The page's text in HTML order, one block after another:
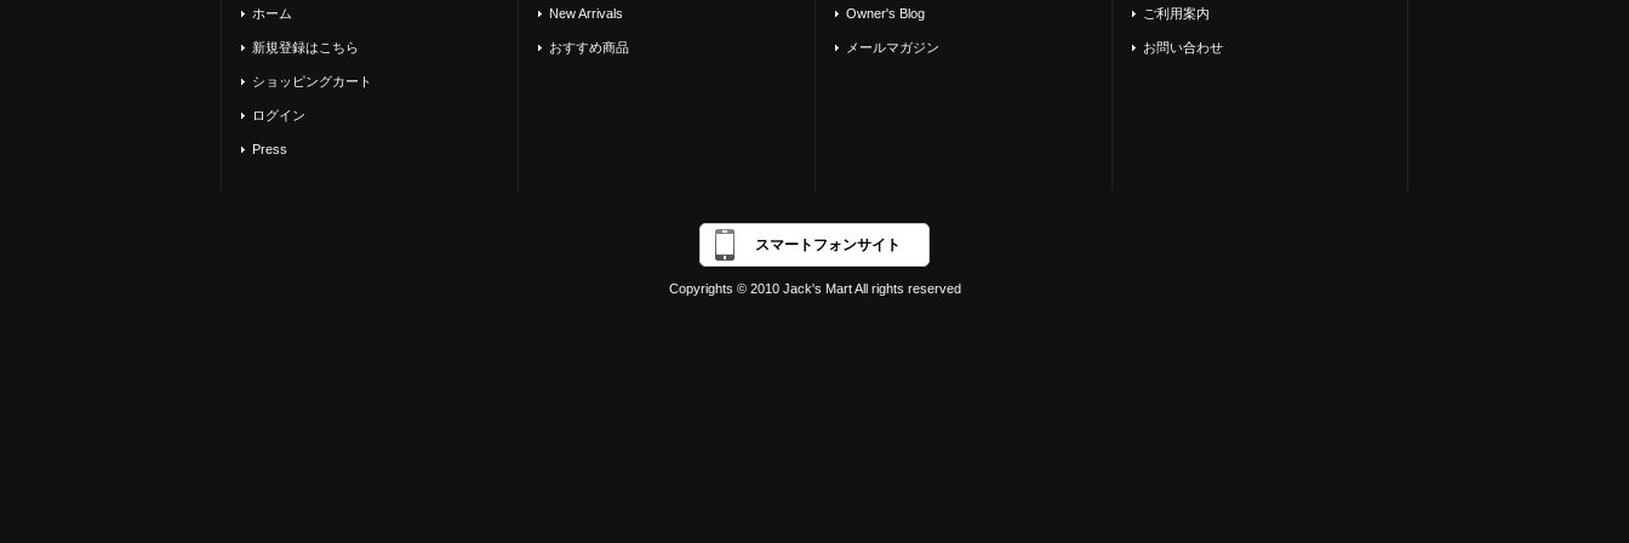
ホーム
新規登録はこちら
ショッピングカート
ログイン
Press
New Arrivals
おすすめ商品
Owner's Blog
メールマガジン
ご利用案内
お問い合わせ
スマートフォンサイト
Copyrights © 2010 Jack's Mart All rights reserved